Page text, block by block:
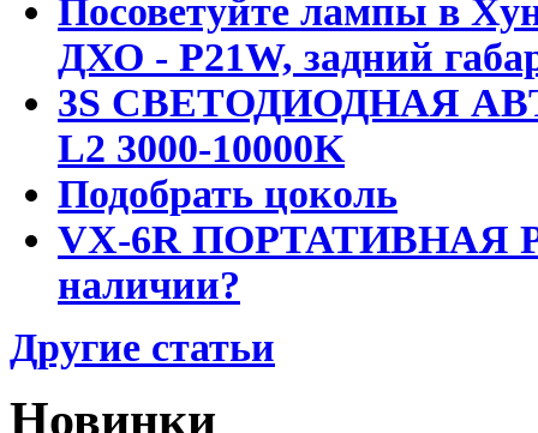
Посоветуйте лампы в
ДХО - P21W, задний
3S СВЕТОДИОДНАЯ
L2 3000-10000K
Подобрать цоколь
VX-6R ПОРТАТИВНАЯ
наличии?
Другие статьи
Новинки